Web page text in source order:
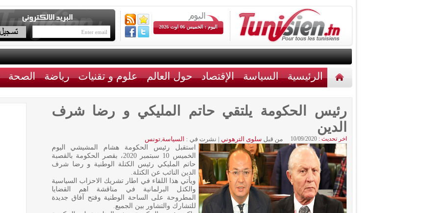
اليوم : الخميس 06 اوت 2026
الرئيسية السياسة الإقتصاد حول العالم علوم و تقنيات رياضة الصحة
رئيس الحكومة يلتقي حاتم المليكي و رضا شرف
الدين
اخر تحديث : 10/09/2020 من قبل سلوى الترهوني | نشرت في : السياسة,تونس
استقبل رئيس الحكومة هشام المشيشي اليوم
الخميس 10 سبتمبر 2020، بقصر الحكومة بالقصبة
حاتم المليكي رئيس الكتلة الوطنية و رضا شرف
الدين النائب عن الكتلة.
ويأتي هذا اللقاء في اطار تشريك الاحزاب السياسية
والكتل البرلمانية في مناقشة اهم القضايا
المطروحة على الساحة الوطنية وفتح آفاق جديدة
للتشارك والتشاور بين الجميع.